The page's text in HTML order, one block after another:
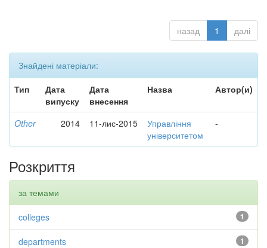
назад 1 далі
Знайдені матеріали:
Тип
Дата
випуску
Дата
внесення
Назва Автор(и)
Other 2014 11-лис-2015
Управління
університетом
-
Розкриття
за темами
1
colleges
1
departments